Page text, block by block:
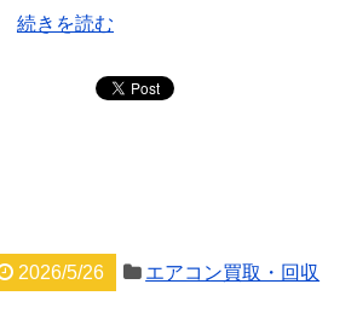
続きを読む
2026/5/26 エアコン買取・回収